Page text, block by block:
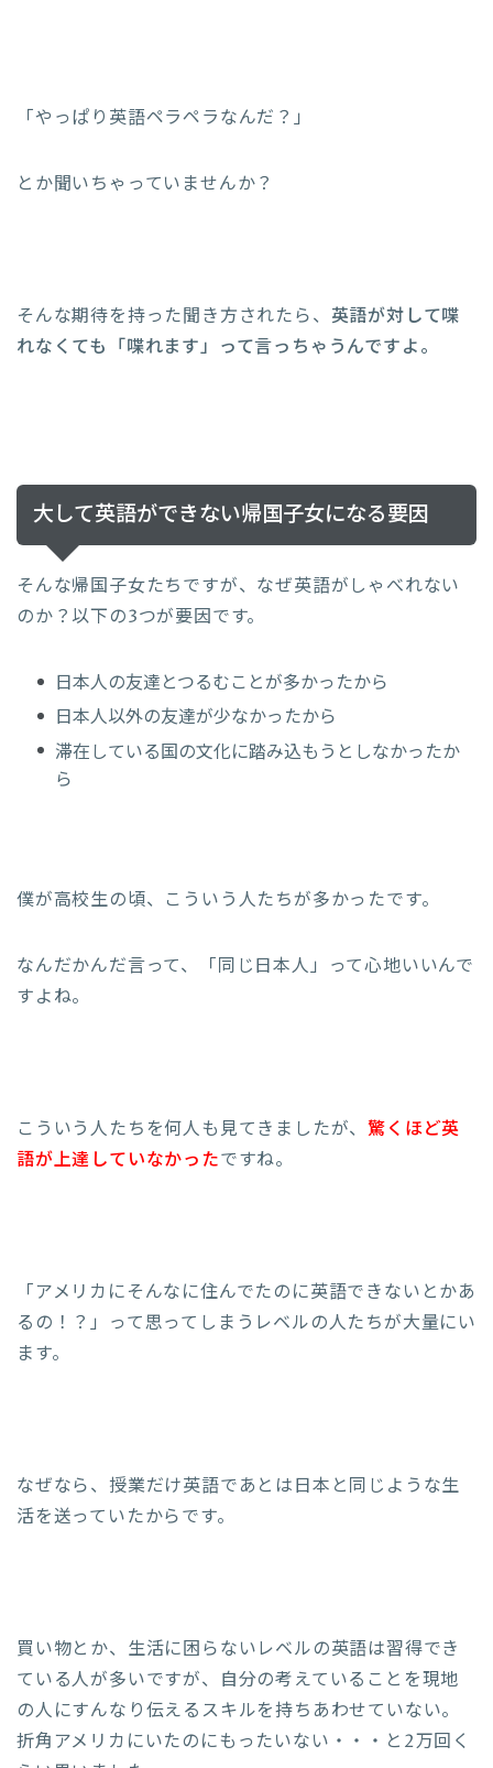
「やっぱり英語ペラペラなんだ？」
とか聞いちゃっていませんか？
そんな期待を持った聞き方されたら、 英語が対して喋
れなくても「喋れます」って言っちゃうんですよ。
大して英語ができない帰国子女になる要因
そんな帰国子女たちですが、なぜ英語がしゃべれない
のか？以下の3つが要因です。
日本人の友達とつるむことが多かったから
日本人以外の友達が少なかったから
滞在している国の文化に踏み込もうとしなかったか
ら
僕が高校生の頃、こういう人たちが多かったです。
なんだかんだ言って、「同じ日本人」って心地いいんで
すよね。
こういう人たちを何人も見てきましたが、驚くほど英
語が上達していなかったですね。
「アメリカにそんなに住んでたのに英語できないとかあ
るの！？」って思ってしまうレベルの人たちが大量にい
ます。
なぜなら、授業だけ英語であとは日本と同じような生
活を送っていたからです。
買い物とか、生活に困らないレベルの英語は習得でき
ている人が多いですが、自分の考えていることを現地
の人にすんなり伝えるスキルを持ちあわせていない。
折角アメリカにいたのにもったいない・・・と2万回く